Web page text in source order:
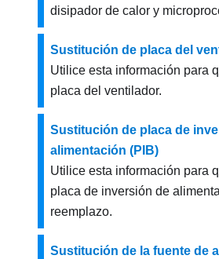
disipador de calor y
Sustitución de placa del
Utilice esta información para
placa del ventilador.
Sustitución de placa de
alimentación (PIB)
Utilice esta información para
placa de inversión de
reemplazo.
Sustitución de la fuente de